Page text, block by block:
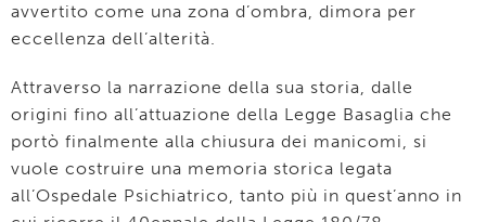
avvertito come una zona d’ombra, dimora per
eccellenza dell’alterità.
Attraverso la narrazione della sua storia, dalle
origini fino all’attuazione della Legge Basaglia che
portò finalmente alla chiusura dei manicomi, si
vuole costruire una memoria storica legata
all’Ospedale Psichiatrico, tanto più in quest’anno in